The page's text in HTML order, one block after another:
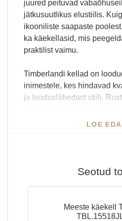
juured peituvad
jätkusuutlikus elustiilis.
ikooniliste saapaste
ka käekellasid, mis
praktilist vaimu.
Timberlandi kellad on
inimestele, kes hindavad
ja looduslähedast stiili.
inspireeritud värvigamma
Miks valida Timberland?
Looduslähedane ja
LOE
Seotud
Meeste käekell